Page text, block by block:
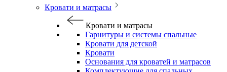
Кровати и матрасы
Кровати и матрасы
Гарнитуры и системы спальные
Кровати для детской
Кровати
Основания для кроватей и матрасов